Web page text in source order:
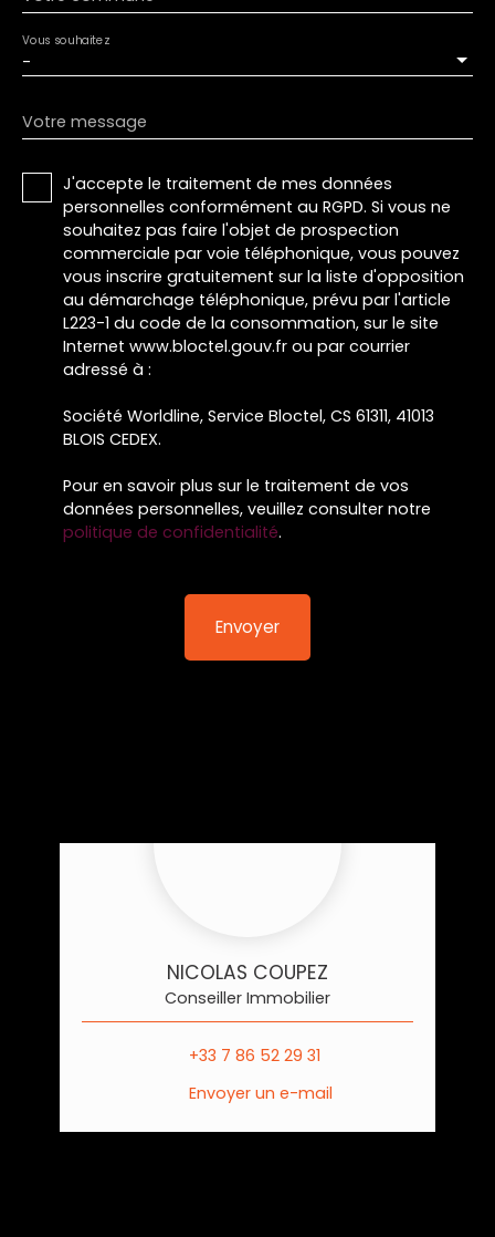
-
Vous souhaitez
Votre message
J'accepte le traitement de mes données
personnelles conformément au RGPD. Si vous ne
souhaitez pas faire l'objet de prospection
commerciale par voie téléphonique, vous pouvez
vous inscrire gratuitement sur la liste d'opposition
au démarchage téléphonique, prévu par l'article
L223-1 du code de la consommation, sur le site
Internet www.bloctel.gouv.fr ou par courrier
adressé à :
Société Worldline, Service Bloctel, CS 61311, 41013
BLOIS CEDEX.
Pour en savoir plus sur le traitement de vos
données personnelles, veuillez consulter notre
politique de confidentialité.
Envoyer
NICOLAS COUPEZ
Conseiller Immobilier
+33 7 86 52 29 31
Envoyer un e-mail